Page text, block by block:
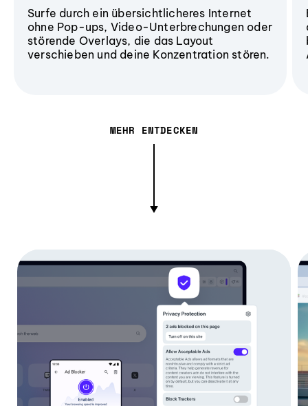
Surfe durch ein übersichtlicheres Internet
ohne Pop-ups, Video-Unterbrechungen oder
störende Overlays, die das Layout
verschieben und deine Konzentration stören.
MEHR ENTDECKEN